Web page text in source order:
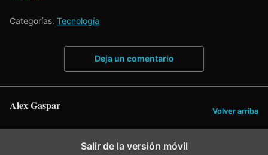
Categorías: Tecnología
Deja un comentario
Alex Gaspar Volver arriba
Salir de la versión móvil